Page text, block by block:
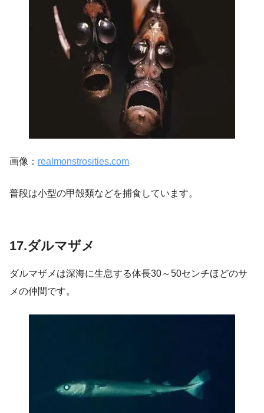
画像： realmonstrosities.com
普段は小型の甲殻類などを捕食しています。
17.ダルマザメ
ダルマザメは深海に生息する体長30～50センチほどのサ
メの仲間です。